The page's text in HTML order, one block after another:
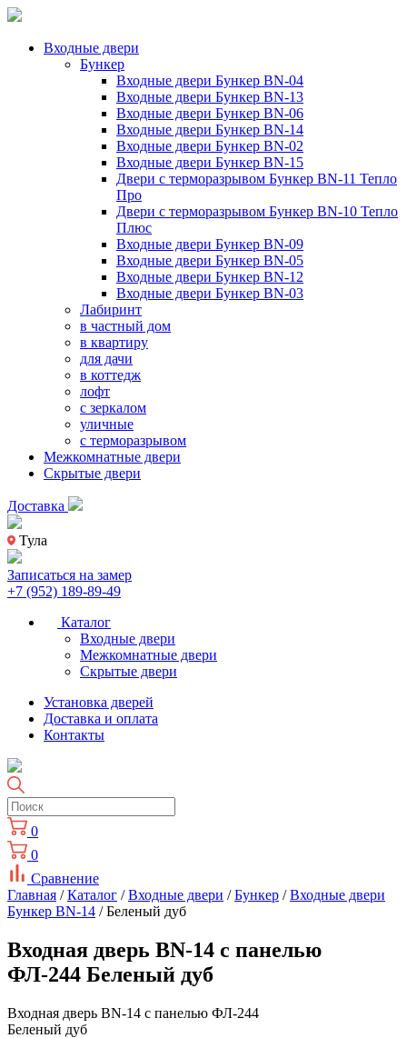
Входные двери
Бункер
Входные двери Бункер BN-04
Входные двери Бункер BN-13
Входные двери Бункер BN-06
Входные двери Бункер BN-14
Входные двери Бункер BN-02
Входные двери Бункер BN-15
Двери с терморазрывом Бункер BN-11 Тепло
Про
Двери с терморазрывом Бункер BN-10 Тепло
Плюс
Входные двери Бункер BN-09
Входные двери Бункер BN-05
Входные двери Бункер BN-12
Входные двери Бункер BN-03
Лабиринт
в частный дом
в квартиру
для дачи
в коттедж
лофт
с зеркалом
уличные
с терморазрывом
Межкомнатные двери
Скрытые двери
Доставка
Тула
Записаться на замер
+7 (952) 189-89-49
Каталог
Входные двери
Межкомнатные двери
Скрытые двери
Установка дверей
Доставка и оплата
Контакты
0
0
Сравнение
Главная /Каталог /Входные двери /Бункер /Входные двери
Бункер BN-14 / Беленый дуб
Входная дверь BN-14 с панелью
ФЛ-244 Беленый дуб
Входная дверь BN-14 с панелью ФЛ-244
Беленый дуб